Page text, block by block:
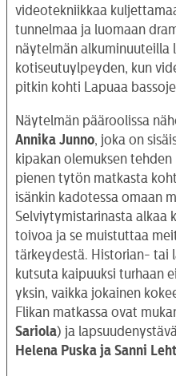
videotekniikkaa
tunnelmaa ja luomaan
näytelmän alkuminuuteilla
kotiseutuylpeyden, kun
pitkin kohti Lapuaa
Näytelmän pääroolissa
Annika Junno, joka on
kipakan olemuksen
pienen tytön matkasta
isänkin kadotessa omaan
Selviytymistarinasta alkaa
toivoa ja se muistuttaa
tärkeydestä. Historian- tai
kutsuta kaipuuksi turhaan
yksin, vaikka jokainen
Flikan matkassa ovat
Sariola) ja
Helena Puska ja Sanni